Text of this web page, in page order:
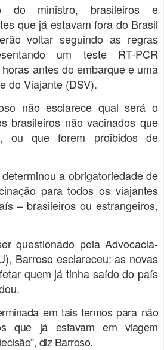
do ministro, brasileiros e
que já estavam fora do Brasil
voltar seguindo as regras
um teste RT-PCR
antes do embarque e uma
do Viajante (DSV).
não esclarece qual será o
brasileiros não vacinados que
ou que forem proibidos de
a obrigatoriedade de
para todos os viajantes
– brasileiros ou estrangeiros,
questionado pela Advocacia-
Barroso esclareceu:as novas
quem já tinha saído do país
.
em tais termos para não
que já estavam em viagem
diz Barroso.